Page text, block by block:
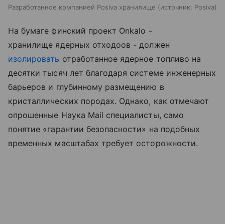
Разработанное компанией Posiva хранилище источник: Posiva
На бумаге финский проект Onkalo -
хранилище ядерных отходоов - должен
изолировать отработанное ядерное топливо на
десятки тысяч лет благодаря системе инженерных
барьеров и глубинному размещению в
кристаллических породах. Однако, как отмечают
опрошенные Наука Mail специалисты, само
понятие «гарантии безопасности» на подобных
временных масштабах требует осторожности.